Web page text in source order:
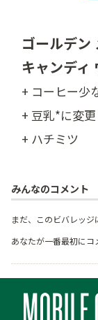
ゴールデ
キャンディ
+ コーヒー少
+ 豆乳*に変更
+ ハチミツ
みんなのコメント
まだ、このビバレッジ
あなたが一番最初にコ